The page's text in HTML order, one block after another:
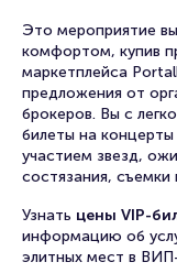
Это мероприятие
комфортом, купив
маркетплейса
предложения от
брокеров. Вы с
билеты на
участием звезд,
состязания, съемки
Узнать цены VIP-
информацию об
элитных мест в